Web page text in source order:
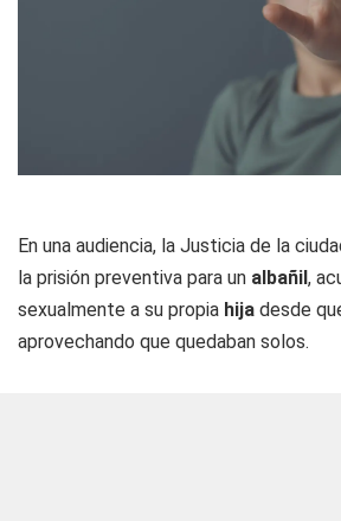
En una audiencia, la Justicia de la
la prisión preventiva para un albañil,
sexualmente a su propia hija desde
aprovechando que quedaban solos.